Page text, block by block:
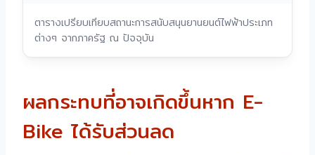
ตารางเปรียบเทียบสถานะการสนับสนุนยานยนต์ไฟฟ้าประเภท
ต่างๆ จากภาครัฐ ณ ปัจจุบัน
ผลกระทบที่อาจเกิดขึ้นหาก E-
Bike ได้รับส่วนลด